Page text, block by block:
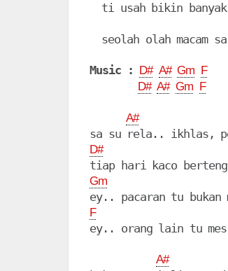
ti usah bikin
seolah olah macam
Music : D# A# Gm F
D# A# Gm F
A#
D#
Gm
F
ey.. orang lain tu
A#